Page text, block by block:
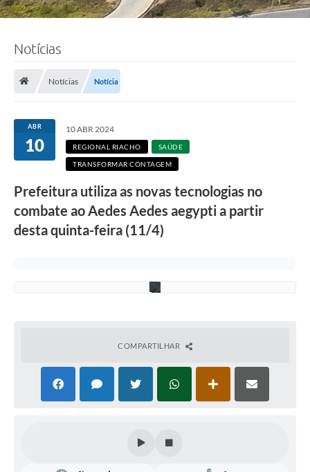
Notícias
Notícias Notícia
ABR
10
10 ABR 2024
REGIONAL RIACHO SAÚDE
TRANSFORMAR CONTAGEM
Prefeitura utiliza as novas tecnologias no
combate ao Aedes Aedes aegypti a partir
desta quinta-feira (11/4)
t
o
/
e
u
i
p
S
COMPARTILHAR